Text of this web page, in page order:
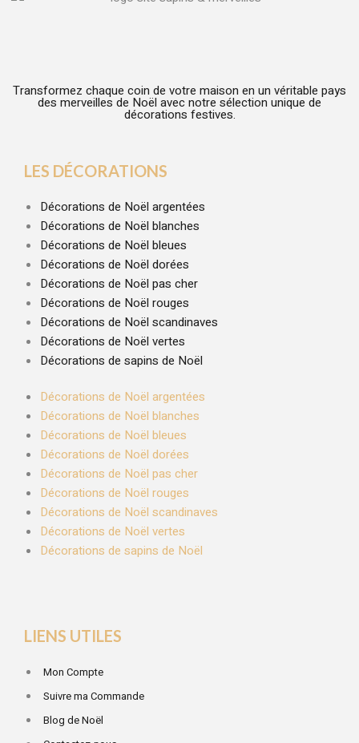
Transformez chaque coin de votre maison en un véritable pays
des merveilles de Noël avec notre sélection unique de
décorations festives.
LES DÉCORATIONS
Décorations de Noël argentées
Décorations de Noël blanches
Décorations de Noël bleues
Décorations de Noël dorées
Décorations de Noël pas cher
Décorations de Noël rouges
Décorations de Noël scandinaves
Décorations de Noël vertes
Décorations de sapins de Noël
Décorations de Noël argentées
Décorations de Noël blanches
Décorations de Noël bleues
Décorations de Noël dorées
Décorations de Noël pas cher
Décorations de Noël rouges
Décorations de Noël scandinaves
Décorations de Noël vertes
Décorations de sapins de Noël
LIENS UTILES
Mon Compte
Suivre ma Commande
Blog de Noël